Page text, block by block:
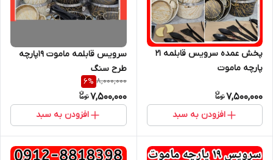
پخش عمده سرویس قابلمه ۲۱
پارچه ماموت
7,500,000
افزودن به سبد
سرویس قابلمه ماموت ۱۹پارچه
طرح سنگ
8,000,000
6%
7,500,000
افزودن به سبد